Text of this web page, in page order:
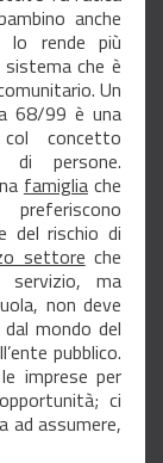
anche
lo rende più
che è
Un
68/99 è una
concetto
di persone.
famigliache
del rischio di
settore che
servizio, ma
non deve
mondo del
pubblico.
imprese per
ci
ad assumere,